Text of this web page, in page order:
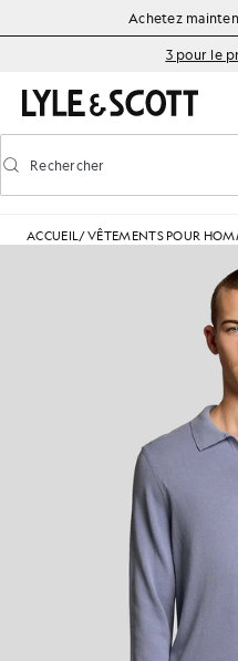
Aller directement au
Informations surAchetez
3 pour le
Activer/désactiver la
Rechercher
ACCUEIL/VÊTEMENTS POUR